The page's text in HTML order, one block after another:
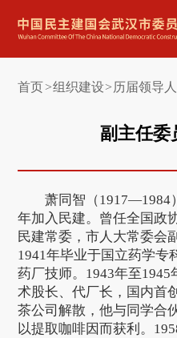
首页>组织建设> 历届领导
副主任委
萧同智（1917—1984
年加入民建。曾任全国政
民建常委，市人大常委会
1941年毕业于国立药学专
药厂技师。1943年至
术股长、代厂长，国内首
茶公司解散，他与同学合
以提取咖啡因而获利。